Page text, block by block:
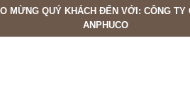
MỪNG QUÝ KHÁCH ĐẾN VỚI: CÔNG TY
ANPHUCO